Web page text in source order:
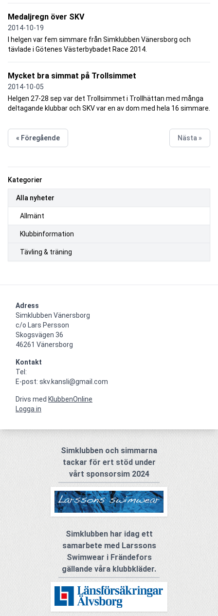
Kategorier
Alla nyheter
Allmänt
Klubbinformation
Tävling & träning
Medaljregn över SKV
2014-10-19
I helgen var fem simmare från Simklubben Vänersborg och
tävlade i Götenes Västerbybadet Race 2014.
Mycket bra simmat på Trollsimmet
2014-10-05
Helgen 27-28 sep var det Trollsimmet i Trollhättan med många
deltagande klubbar och SKV var en av dom med hela 16 simmare.
« Föregående Nästa »
Adress
Simklubben Vänersborg
c/o Lars Persson
Skogsvägen 36
46261 Vänersborg
Kontakt
Tel:
E-post: skv.kansli@gmail.com
Drivs med KlubbenOnline
Logga in
Simklubben och simmarna
tackar för ert stöd under
vårt sponsorsim 2024
Simklubben har idag ett
samarbete med Larssons
Swimwear i Frändefors
gällande våra klubbkläder.